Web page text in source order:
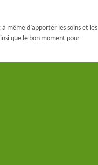
même d’apporter les soins et les
que le bon moment pour